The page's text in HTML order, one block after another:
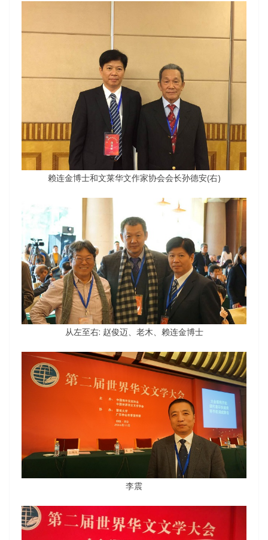
赖连金博士和文莱华文作家协会会长孙德安(右)
从左至右: 赵俊迈、老木、赖连金博士
李震